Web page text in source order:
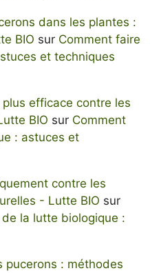
dans les plantes :
BIO sur Comment faire
et techniques
efficace contre les
BIO sur Comment
: astuces et
contre les
- Lutte BIO sur
la lutte biologique :
pucerons : méthodes